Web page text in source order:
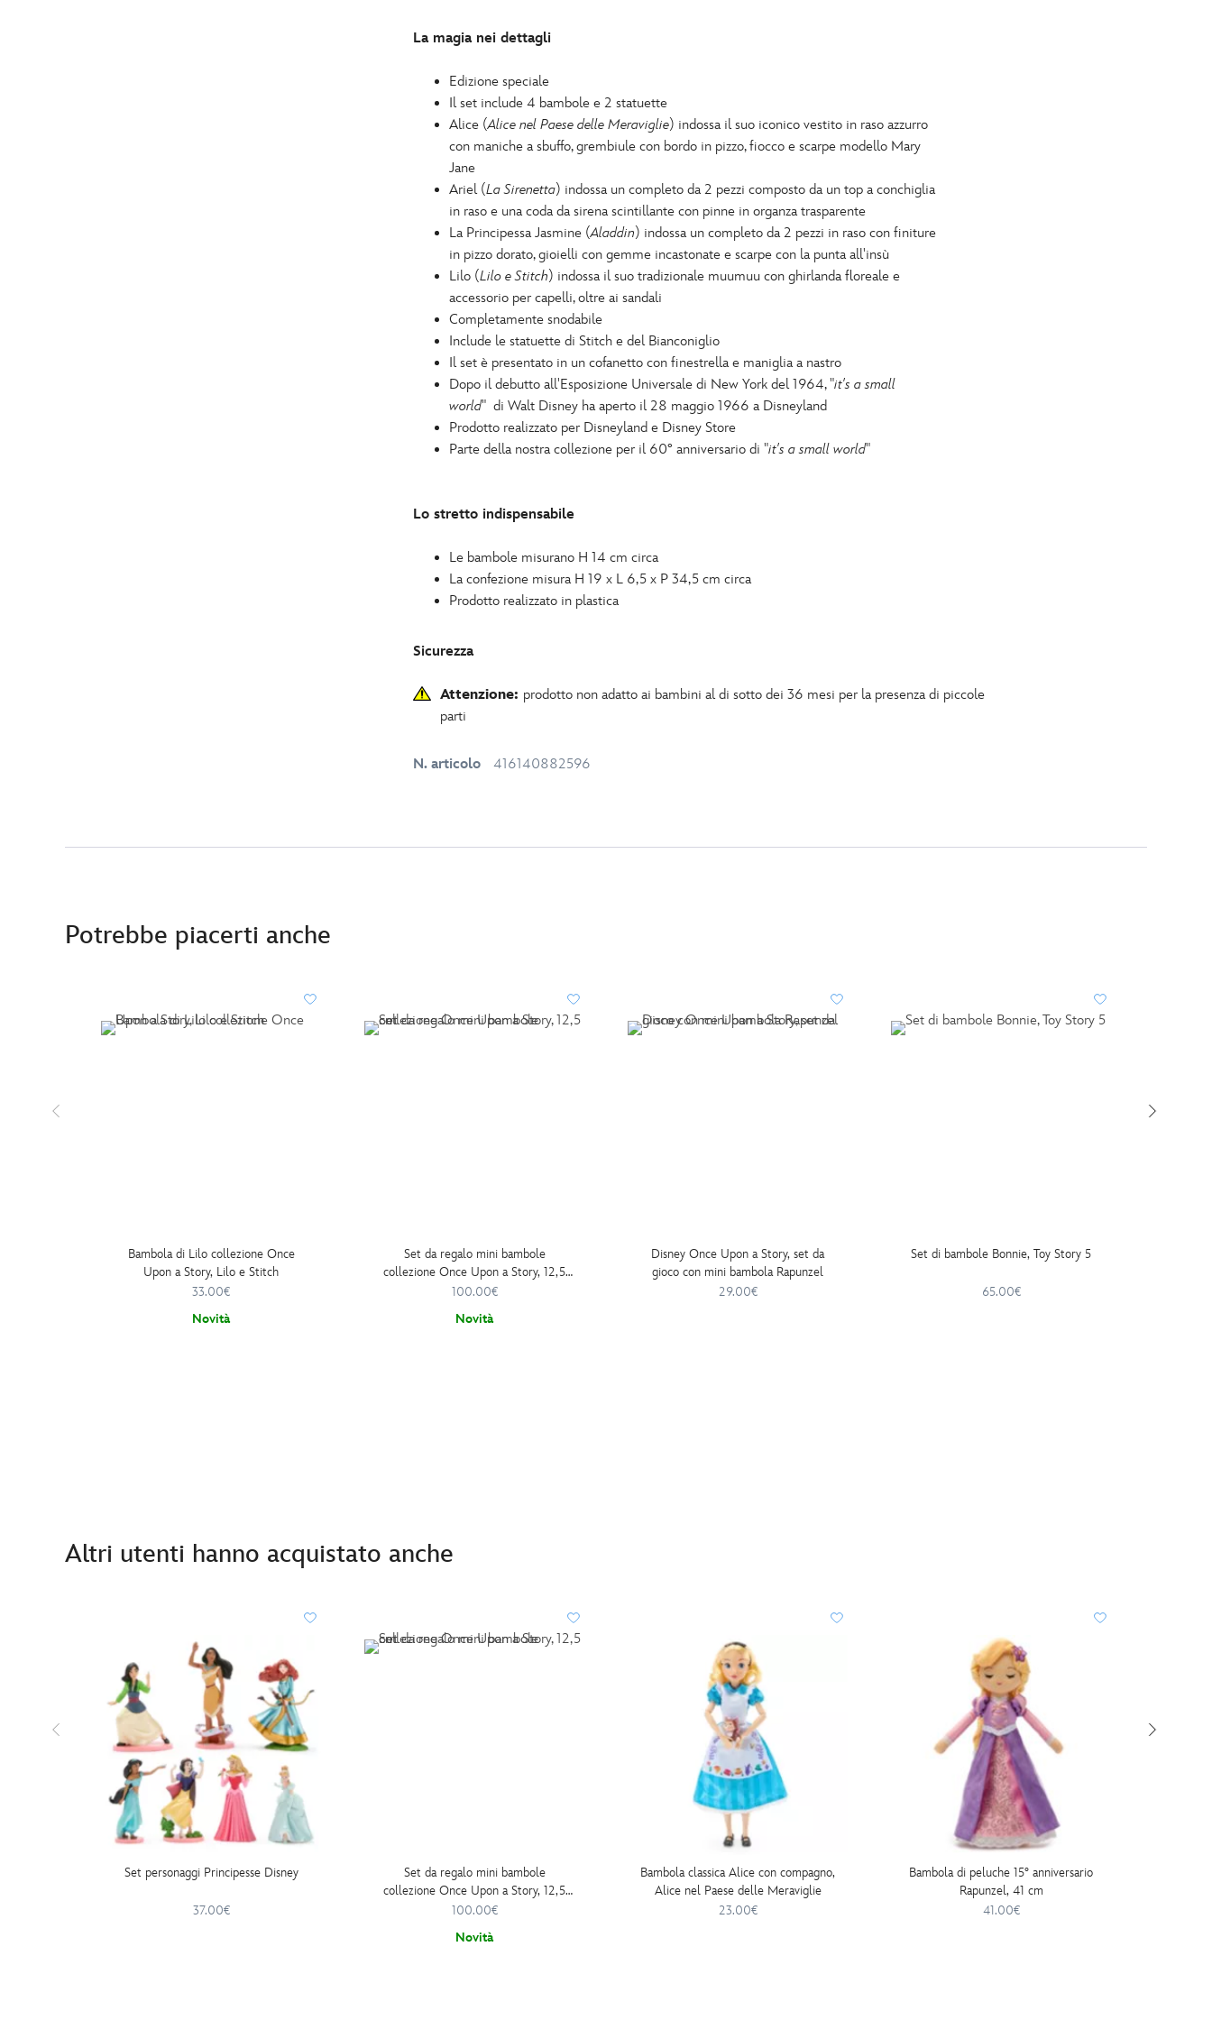
La magia nei dettagli
Edizione speciale
Il set include 4 bambole e 2 statuette
Alice (Alice nel Paese delle Meraviglie) indossa il suo iconico vestito in raso azzurro
con maniche a sbuffo, grembiule con bordo in pizzo, fiocco e scarpe modello Mary
Jane
Ariel (La Sirenetta) indossa un completo da 2 pezzi composto da un top a conchiglia
in raso e una coda da sirena scintillante con pinne in organza trasparente
La Principessa Jasmine (Aladdin) indossa un completo da 2 pezzi in raso con finiture
in pizzo dorato, gioielli con gemme incastonate e scarpe con la punta all'insù
Lilo (Lilo e Stitch) indossa il suo tradizionale muumuu con ghirlanda floreale e
accessorio per capelli, oltre ai sandali
Completamente snodabile
Include le statuette di Stitch e del Bianconiglio
Il set è presentato in un cofanetto con finestrella e maniglia a nastro
Dopo il debutto all'Esposizione Universale di New York del 1964, "it's a small
world" di Walt Disney ha aperto il 28 maggio 1966 a Disneyland
Prodotto realizzato per Disneyland e Disney Store
Parte della nostra collezione per il 60° anniversario di "it's a small world"
Lo stretto indispensabile
Le bambole misurano H 14 cm circa
La confezione misura H 19 x L 6,5 x P 34,5 cm circa
Prodotto realizzato in plastica
Sicurezza
Attenzione: prodotto non adatto ai bambini al di sotto dei 36 mesi per la presenza di piccole
parti
N. articolo 416140882596
Potrebbe piacerti anche
Bambola di Lilo collezione Once
Upon a Story, Lilo e Stitch
33.00€
Novità
Set da regalo mini bambole
collezione Once Upon a Story, 12,5
cm
100.00€
Novità
Disney Once Upon a Story, set da
gioco con mini bambola Rapunzel
29.00€
Set di bambole Bonnie, Toy Story 5
65.00€
Altri utenti hanno acquistato anche
Set personaggi Principesse Disney
37.00€
Set da regalo mini bambole
collezione Once Upon a Story, 12,5
cm
100.00€
Novità
Bambola classica Alice con compagno,
Alice nel Paese delle Meraviglie
23.00€
Bambola di peluche 15° anniversario
Rapunzel, 41 cm
41.00€